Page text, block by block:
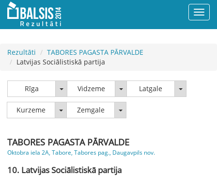
Rezultāti
TABORES PAGASTA PĀRVALDE
Latvijas Sociālistiskā partija
Rīga Rīga Vidzeme VidzemeLatgale Latgale
Kurzeme KurzemeZemgale Zemgale
TABORES PAGASTA PĀRVALDE
Oktobra iela 2A, Tabore, Tabores pag., Daugavpils nov.
10. Latvijas Sociālistiskā partija